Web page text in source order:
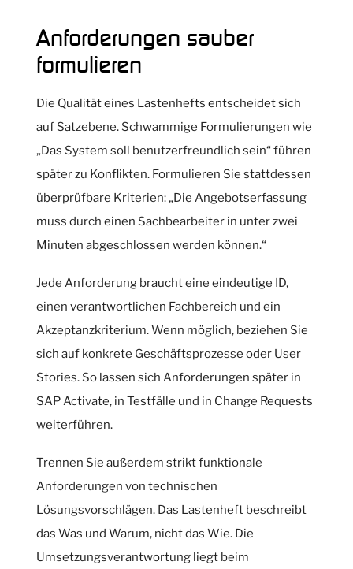
Anforderungen sauber
formulieren
Die Qualität eines Lastenhefts entscheidet sich
auf Satzebene. Schwammige Formulierungen wie
„Das System soll benutzerfreundlich sein“ führen
später zu Konflikten. Formulieren Sie stattdessen
überprüfbare Kriterien: „Die Angebotserfassung
muss durch einen Sachbearbeiter in unter zwei
Minuten abgeschlossen werden können.“
Jede Anforderung braucht eine eindeutige ID,
einen verantwortlichen Fachbereich und ein
Akzeptanzkriterium. Wenn möglich, beziehen Sie
sich auf konkrete Geschäftsprozesse oder User
Stories. So lassen sich Anforderungen später in
SAP Activate, in Testfälle und in Change Requests
weiterführen.
Trennen Sie außerdem strikt funktionale
Anforderungen von technischen
Lösungsvorschlägen. Das Lastenheft beschreibt
das Was und Warum, nicht das Wie. Die
Umsetzungsverantwortung liegt beim